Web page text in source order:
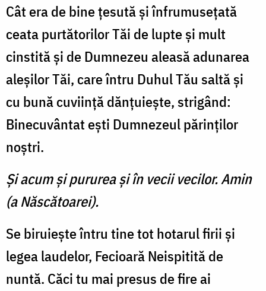
Cât era de bine ţesută şi înfrumuseţată
ceata purtătorilor Tăi de lupte şi mult
cinstită şi de Dumnezeu aleasă adunarea
aleşilor Tăi, care întru Duhul Tău saltă şi
cu bună cuviinţă dănţuieşte, strigând:
Binecuvântat eşti Dumnezeul părinţilor
noştri.
Şi acum şi pururea şi în vecii vecilor. Amin
(a Născătoarei).
Se biruieşte întru tine tot hotarul firii şi
legea laudelor, Fecioară Neispitită de
nuntă. Căci tu mai presus de fire ai